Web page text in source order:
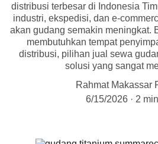
distribusi terbesar di Indonesia
industri, ekspedisi, dan e-
akan gudang semakin meningkat.
membutuhkan tempat
distribusi, pilihan jual sewa
solusi yang sangat
Rahmat Makassar
6/15/2026
2